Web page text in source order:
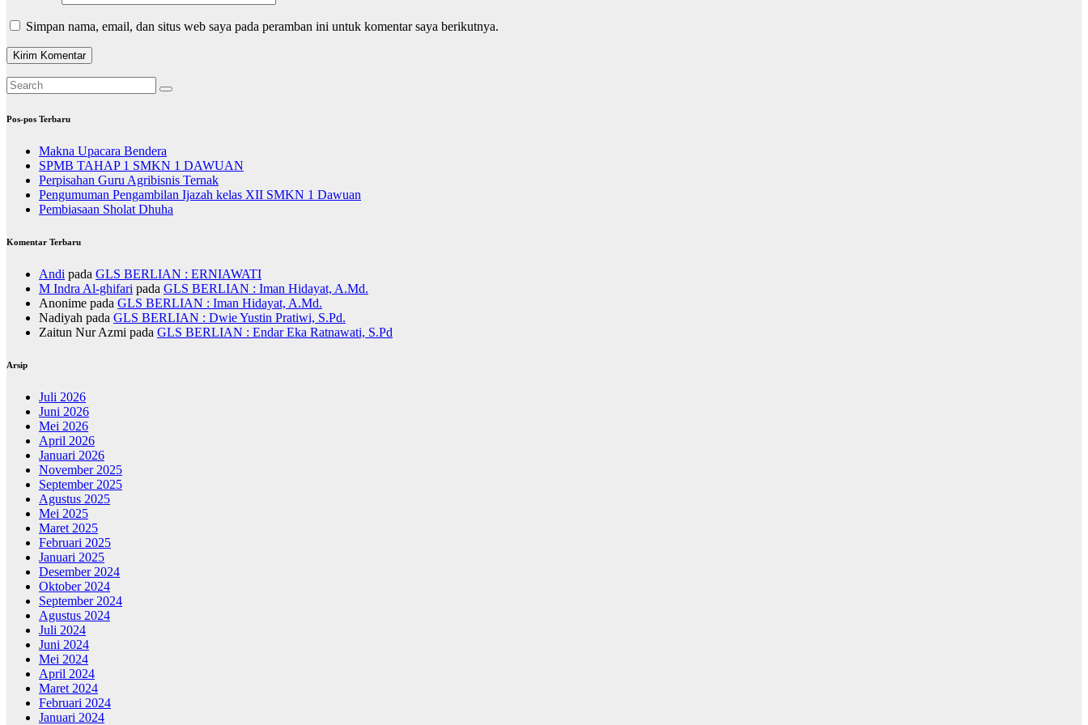
Simpan nama, email, dan situs web saya pada peramban ini untuk komentar saya berikutnya.
Pos-pos Terbaru
Makna Upacara Bendera
SPMB TAHAP 1 SMKN 1 DAWUAN
Perpisahan Guru Agribisnis Ternak
Pengumuman Pengambilan Ijazah kelas XII SMKN 1 Dawuan
Pembiasaan Sholat Dhuha
Komentar Terbaru
Andi pada GLS BERLIAN : ERNIAWATI
M Indra Al-ghifari pada GLS BERLIAN : Iman Hidayat, A.Md.
Anonime pada GLS BERLIAN : Iman Hidayat, A.Md.
Nadiyah pada GLS BERLIAN : Dwie Yustin Pratiwi, S.Pd.
Zaitun Nur Azmi pada GLS BERLIAN : Endar Eka Ratnawati, S.Pd
Arsip
Juli 2026
Juni 2026
Mei 2026
April 2026
Januari 2026
November 2025
September 2025
Agustus 2025
Mei 2025
Maret 2025
Februari 2025
Januari 2025
Desember 2024
Oktober 2024
September 2024
Agustus 2024
Juli 2024
Juni 2024
Mei 2024
April 2024
Maret 2024
Februari 2024
Januari 2024